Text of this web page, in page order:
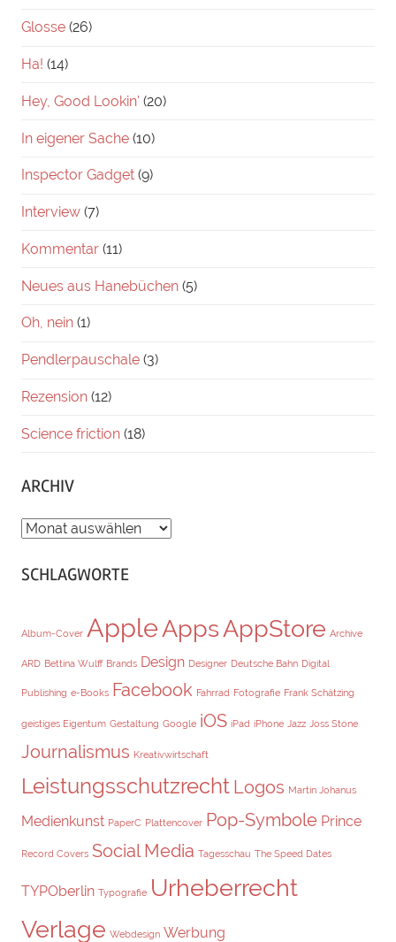
Glosse (26)
Ha! (14)
Hey, Good Lookin' (20)
In eigener Sache (10)
Inspector Gadget (9)
Interview (7)
Kommentar (11)
Neues aus Hanebüchen (5)
Oh, nein (1)
Pendlerpauschale (3)
Rezension (12)
Science friction (18)
ARCHIV
ARCHIV
SCHLAGWORTE
Album-Cover AppleAppsAppStore Archive
ARD Bettina Wulff Brands Design Designer Deutsche Bahn Digital
Publishing e-Books Facebook Fahrrad Fotografie Frank Schätzing
geistiges Eigentum Gestaltung Google iOS iPad iPhone Jazz Joss Stone
Journalismus Kreativwirtschaft
Leistungsschutzrecht Logos Martin Johanus
Medienkunst PaperC Plattencover Pop-Symbole Prince
Record Covers Social Media Tagesschau The Speed Dates
TYPOberlin Typografie Urheberrecht
Verlage Webdesign Werbung